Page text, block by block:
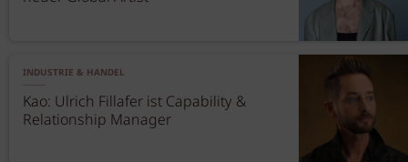
INDUSTRIE & HANDEL
Kao: Ulrich Fillafer ist Capability &
Relationship Manager